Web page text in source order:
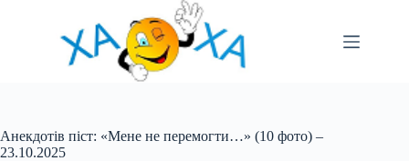
Анекдотів піст: «Мене не перемогти…» (10 фото) –
23.10.2025